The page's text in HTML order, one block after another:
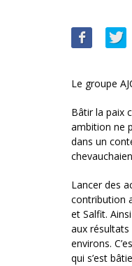
Le groupe
Bâtir la paix
ambition ne
dans un
Lancer des
contribution
et Salfit.
aux résultats
environs.
qui s’est